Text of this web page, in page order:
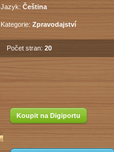
Jazyk: Čeština
Kategorie: Zpravodajství
Počet stran: 20
Koupit na Digiportu